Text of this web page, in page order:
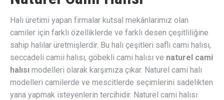
Halı üretimi yapan firmalar kutsal mekânlarımız olan
camiler için farklı özelliklerde ve farklı desen çeşitliliğine
sahip halılar üretmişlerdir. Bu halı çeşitleri saflı cami halısı,
seccadeli camii halısı, göbekli cami halısı ve naturel cami
halısı modelleri olarak karşımıza çıkar. Naturel cami halı
modelleri camilerde ve mescitlerde seçimlerini sadelikten
yana yapmak isteyenlerin tercihidir. Naturel cami halısı